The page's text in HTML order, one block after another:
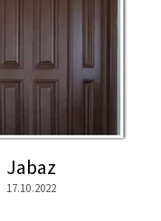
Jabaz
17.10.2022